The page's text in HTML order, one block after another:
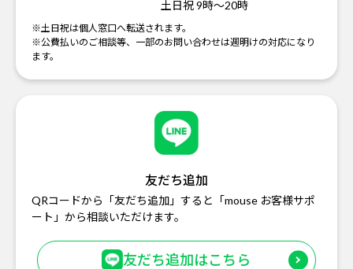
土日祝 9時～20時
※土日祝は個人窓口へ転送されます。
※公費払いのご相談等、一部のお問い合わせは週明けの対応になり
ます。
友だち追加
QRコードから「友だち追加」すると「mouse お客様サポ
ート」から相談いただけます。
友だち追加はこちら